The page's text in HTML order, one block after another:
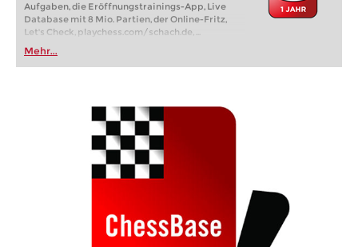
Aufgaben, die Eröffnungstrainings-App, Live
Database mit 8 Mio. Partien, der Online-Fritz,
Let's Check, playchess.com/schach.de, ...
Mehr...